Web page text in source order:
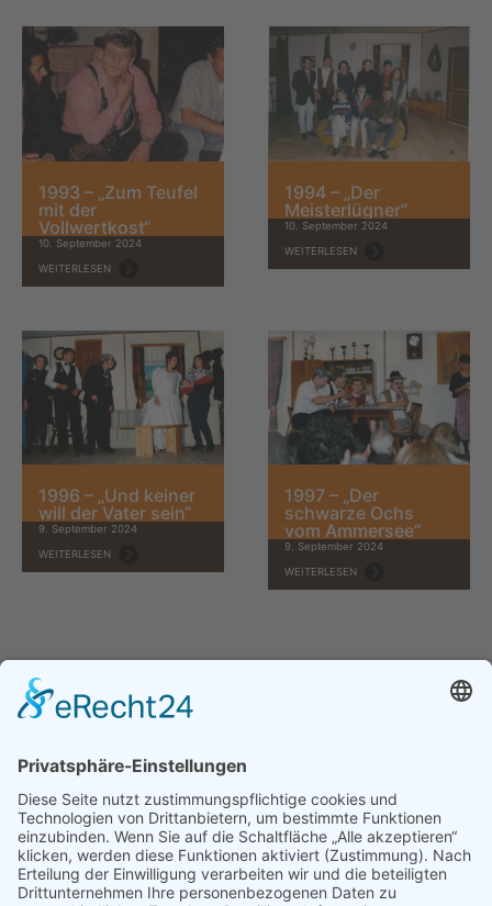
1993 – „Zum Teufel
mit der
Vollwertkost“
10. September 2024
WEITERLESEN
1994 – „Der
Meisterlügner“
10. September 2024
WEITERLESEN
1996 – „Und keiner
will der Vater sein“
9. September 2024
WEITERLESEN
1997 – „Der
schwarze Ochs
vom Ammersee“
9. September 2024
WEITERLESEN
THEATERGRUPPE DELLACH